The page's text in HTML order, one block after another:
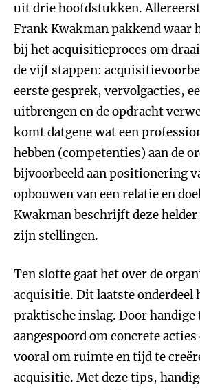
uit drie hoofdstukken.
Frank Kwakman pakkend waar
bij het acquisitieproces om
de vijf stappen:
eerste gesprek, vervolgacties,
uitbrengen en de opdracht
komt datgene wat een
hebben (competenties) aan de
bijvoorbeeld aan positionering
opbouwen van een relatie en
Kwakman beschrijft deze
zijn stellingen.
Ten slotte gaat het over de
acquisitie. Dit laatste onderdeel
praktische inslag. Door
aangespoord om concrete
vooral om ruimte en tijd te
acquisitie. Met deze tips,